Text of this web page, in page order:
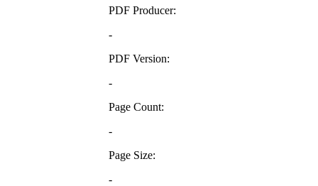
PDF Producer:
-
PDF Version:
-
Page Count:
-
Page Size:
-